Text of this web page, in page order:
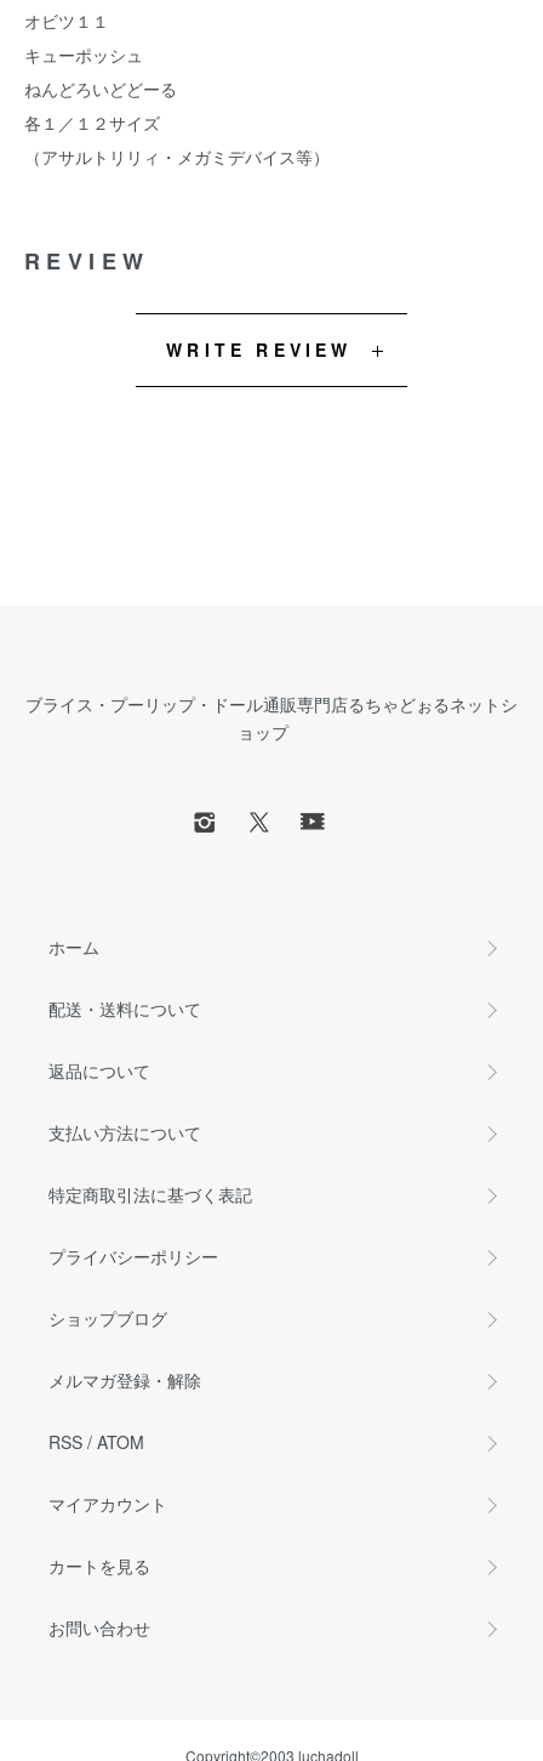
オビツ１１
キューポッシュ
ねんどろいどどーる
各１／１２サイズ
（アサルトリリィ・メガミデバイス等）
REVIEW
WRITE REVIEW
ブライス・プーリップ・ドール通販専門店るちゃどぉるネットシ
ョップ
ホーム
配送・送料について
返品について
支払い方法について
特定商取引法に基づく表記
プライバシーポリシー
ショップブログ
メルマガ登録・解除
RSS / ATOM
マイアカウント
カートを見る
お問い合わせ
Copyright©2003 luchadoll